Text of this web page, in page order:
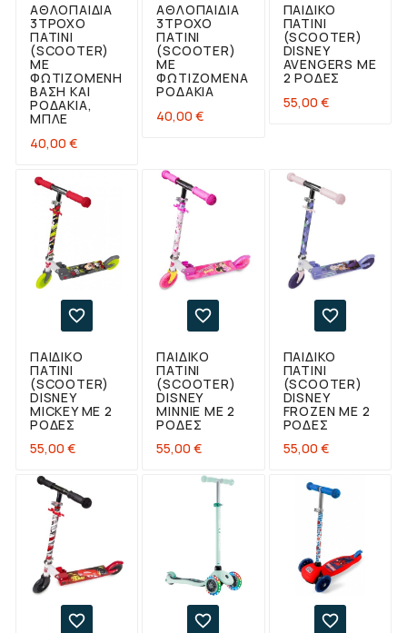
ΑΘΛΟΠΑΙΔΙΑ
3ΤΡΟΧΟ
ΠΑΤΊΝΙ
(SCOOTER)
ΜΕ
ΦΩΤΙΖΌΜΕΝΗ
ΒΆΣΗ ΚΑΙ
ΡΟΔΆΚΙΑ,
ΜΠΛΕ
40,00 €
ΑΘΛΟΠΑΙΔΙΑ
3ΤΡΟΧΟ
ΠΑΤΊΝΙ
(SCOOTER)
ΜΕ
ΦΩΤΙΖΌΜΕΝΑ
ΡΟΔΆΚΙΑ
40,00 €
ΠΑΙΔΙΚΌ
ΠΑΤΊΝΙ
(SCOOTER)
DISNEY
AVENGERS ΜΕ
2 ΡΌΔΕΣ
55,00 €

ΠΑΙΔΙΚΌ
ΠΑΤΊΝΙ
(SCOOTER)
DISNEY
MICKEY ΜΕ 2
ΡΌΔΕΣ
55,00 €

ΠΑΙΔΙΚΌ
ΠΑΤΊΝΙ
(SCOOTER)
DISNEY
MINNIE ΜΕ 2
ΡΌΔΕΣ
55,00 €

ΠΑΙΔΙΚΌ
ΠΑΤΊΝΙ
(SCOOTER)
DISNEY
FROZEN ΜΕ 2
ΡΌΔΕΣ
55,00 €
  